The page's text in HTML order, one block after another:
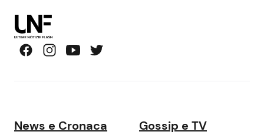
News e Cronaca Gossip e TV